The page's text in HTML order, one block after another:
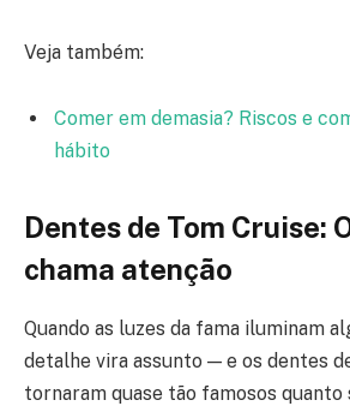
Veja também:
Comer em demasia? Riscos e
hábito
Dentes de Tom Cruise:
chama atenção
Quando as luzes da fama iluminam
detalhe vira assunto — e os dentes
tornaram quase tão famosos